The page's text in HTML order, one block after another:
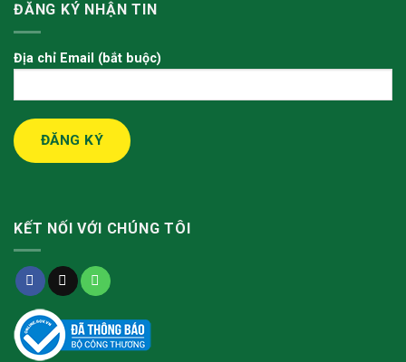
ĐĂNG KÝ NHẬN TIN
Địa chỉ Email (bắt buộc)
KẾT NỐI VỚI CHÚNG TÔI